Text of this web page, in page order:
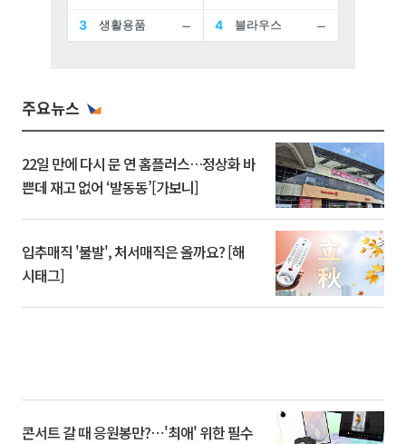
주요뉴스
22일 만에 다시 문 연 홈플러스…정상화 바
쁜데 재고 없어 ‘발동동’[가보니]
입추매직 '불발', 처서매직은 올까요? [해
시태그]
콘서트 갈 때 응원봉만?⋯'최애' 위한 필수